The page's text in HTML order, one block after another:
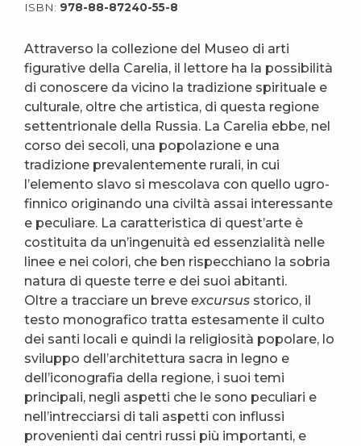
ISBN: 978-88-87240-55-8
Attraverso la collezione del Museo di arti
figurative della Carelia, il lettore ha la possibilità
di conoscere da vicino la tradizione spirituale e
culturale, oltre che artistica, di questa regione
settentrionale della Russia. La Carelia ebbe, nel
corso dei secoli, una popolazione e una
tradizione prevalentemente rurali, in cui
l’elemento slavo si mescolava con quello ugro-
finnico originando una civiltà assai interessante
e peculiare. La caratteristica di quest’arte è
costituita da un’ingenuità ed essenzialità nelle
linee e nei colori, che ben rispecchiano la sobria
natura di queste terre e dei suoi abitanti.
Oltre a tracciare un breve excursus storico, il
testo monografico tratta estesamente il culto
dei santi locali e quindi la religiosità popolare, lo
sviluppo dell’architettura sacra in legno e
dell’iconografia della regione, i suoi temi
principali, negli aspetti che le sono peculiari e
nell’intrecciarsi di tali aspetti con influssi
provenienti dai centri russi più importanti, e